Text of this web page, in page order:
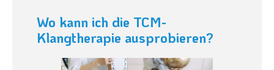
Wo kann ich die TCM-
Klangtherapie ausprobieren?